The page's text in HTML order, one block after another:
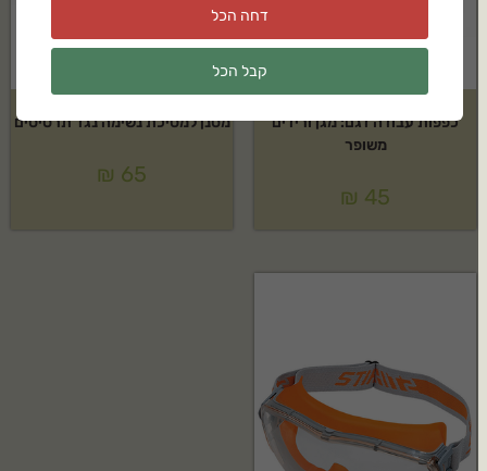
כפפות עבודה דגם: מגן ורידים
משופר
₪45
מסנן למסיכת נשימה נגד תרסיסים
₪65
דחה הכל
קבל הכל